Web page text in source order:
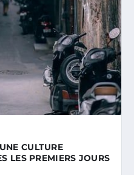
CULTURE
LES PREMIERS JOURS